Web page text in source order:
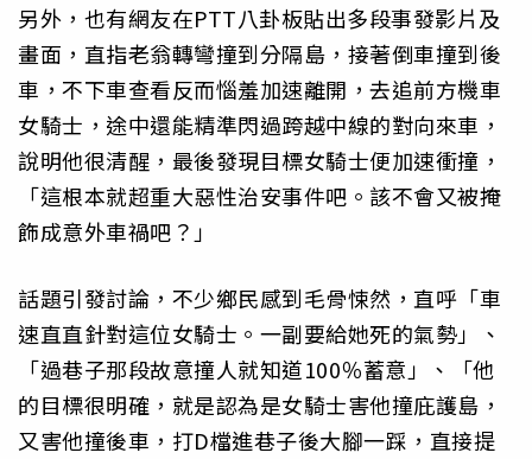
另外，也有網友在PTT八卦板貼出多段事發影片及
畫面，直指老翁轉彎撞到分隔島，接著倒車撞到後
車，不下車查看反而惱羞加速離開，去追前方機車
女騎士，途中還能精準閃過跨越中線的對向來車，
說明他很清醒，最後發現目標女騎士便加速衝撞，
「這根本就超重大惡性治安事件吧。該不會又被掩
飾成意外車禍吧？」
話題引發討論，不少鄉民感到毛骨悚然，直呼「車
速直直針對這位女騎士。一副要給她死的氣勢」、
「過巷子那段故意撞人就知道100％蓄意」、「他
的目標很明確，就是認為是女騎士害他撞庇護島，
又害他撞後車，打D檔進巷子後大腳一踩，直接提